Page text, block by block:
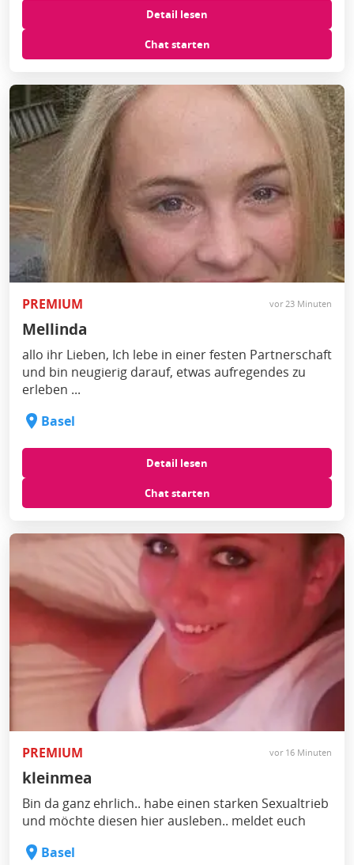
Detail lesen
Chat starten
PREMIUM vor 23 Minuten
Mellinda
allo ihr Lieben, Ich lebe in einer festen Partnerschaft
und bin neugierig darauf, etwas aufregendes zu
erleben ...
Basel
Detail lesen
Chat starten
PREMIUM vor 16 Minuten
kleinmea
Bin da ganz ehrlich.. habe einen starken Sexualtrieb
und möchte diesen hier ausleben.. meldet euch
Basel